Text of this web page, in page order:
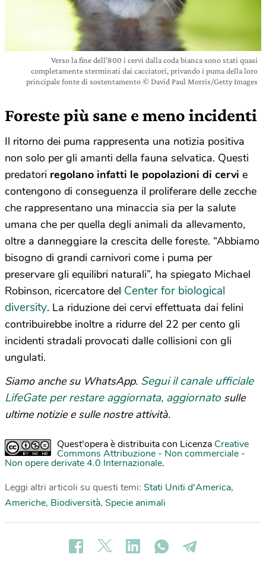
Verso la fine dell’800 i cervi dalla coda bianca sono stati quasi
completamente sterminati dai cacciatori, privando i puma della loro
principale fonte di sostentamento © David Paul Morris/Getty Images
Foreste più sane e meno incidenti
Il ritorno dei puma rappresenta una notizia positiva
non solo per gli amanti della fauna selvatica. Questi
predatori regolano infatti le popolazioni di cervi e
contengono di conseguenza il proliferare delle zecche
che rappresentano una minaccia sia per la salute
umana che per quella degli animali da allevamento,
oltre a danneggiare la crescita delle foreste. “Abbiamo
bisogno di grandi carnivori come i puma per
preservare gli equilibri naturali”, ha spiegato Michael
Robinson, ricercatore del Center for biological
diversity. La riduzione dei cervi effettuata dai felini
contribuirebbe inoltre a ridurre del 22 per cento gli
incidenti stradali provocati dalle collisioni con gli
ungulati.
Siamo anche su WhatsApp. Segui il canale ufficiale
LifeGate per restare aggiornata, aggiornato sulle
ultime notizie e sulle nostre attività.
Quest'opera è distribuita con Licenza Creative
Commons Attribuzione - Non commerciale -
Non opere derivate 4.0 Internazionale.
Leggi altri articoli su questi temi: Stati Uniti d'America,
Americhe, Biodiversità, Specie animali